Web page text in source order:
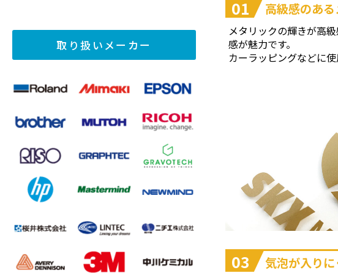
取り扱いメーカー
01 高級感のあ
メタリックの輝きが高
感が魅力です。
カーラッピングなどに
03 気泡が入り